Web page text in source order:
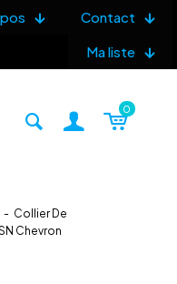
Contact
Ma liste
0
- Collier De
Chevron